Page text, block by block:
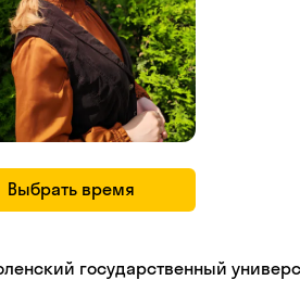
Выбрать время
государственный